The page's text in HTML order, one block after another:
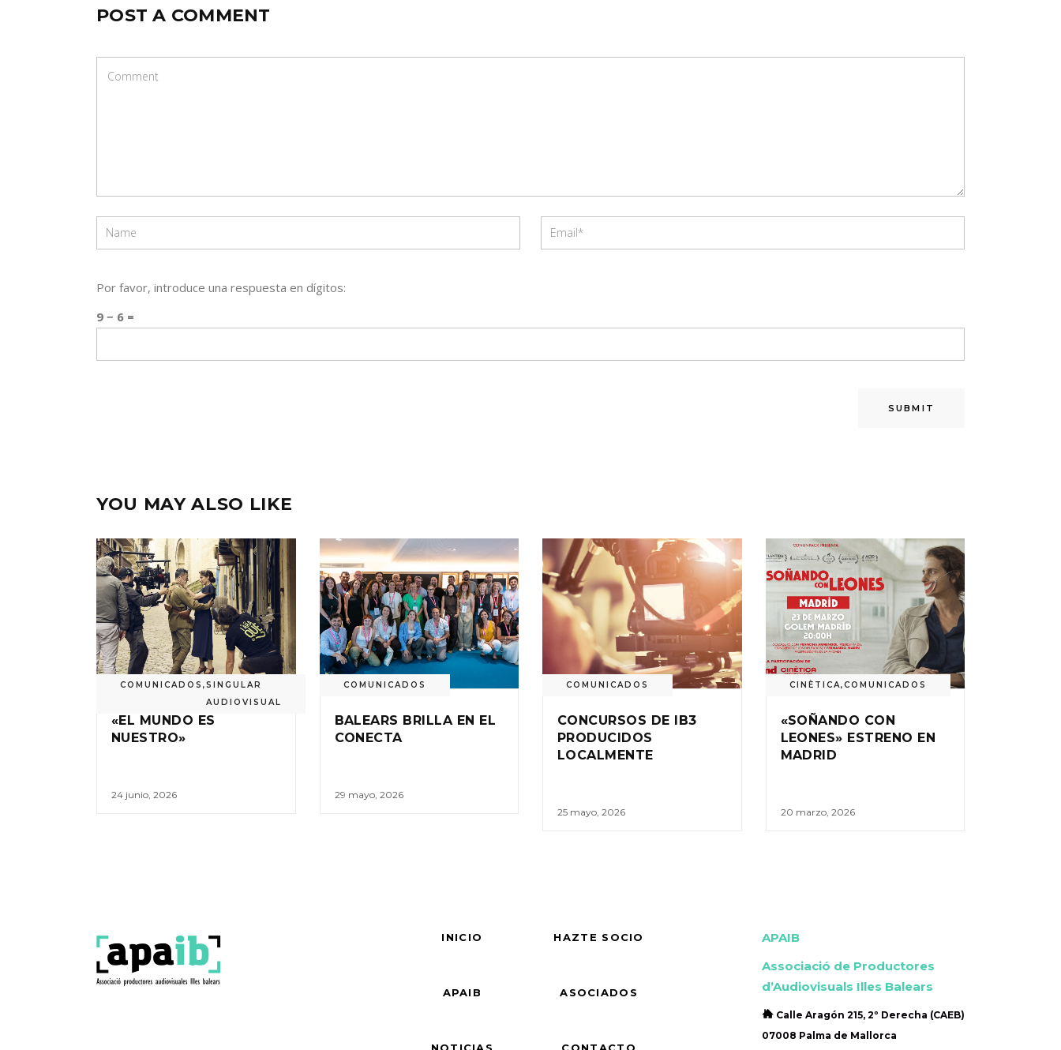
POST A COMMENT
Por favor, introduce una respuesta en dígitos:
9 − 6 =
YOU MAY ALSO LIKE
COMUNICADOS ,SINGULAR
AUDIOVISUAL
«EL MUNDO ES
NUESTRO»
24 junio, 2026
COMUNICADOS
BALEARS BRILLA EN EL
CONECTA
29 mayo, 2026
COMUNICADOS
CONCURSOS DE IB3
PRODUCIDOS
LOCALMENTE
25 mayo, 2026
CINÈTICA,COMUNICADOS
«SOÑANDO CON
LEONES» ESTRENO EN
MADRID
20 marzo, 2026
INICIO HAZTE SOCIO
APAIB ASOCIADOS
NOTICIAS CONTACTO
APAIB
Associació de Productores
d’Audiovisuals Illes Balears
Calle Aragón 215, 2º Derecha (CAEB)
07008 Palma de Mallorca